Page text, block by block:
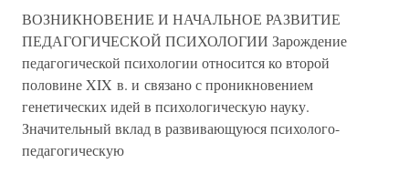
ВОЗНИКНОВЕНИЕ И НАЧАЛЬНОЕ РАЗВИТИЕ
ПЕДАГОГИЧЕСКОЙ ПСИХОЛОГИИ Зарождение
педагогической психологии относится ко второй
половине XIX в. и связано с проникновением
генетических идей в психологическую науку.
Значительный вклад в развивающуюся психолого-
педагогическую